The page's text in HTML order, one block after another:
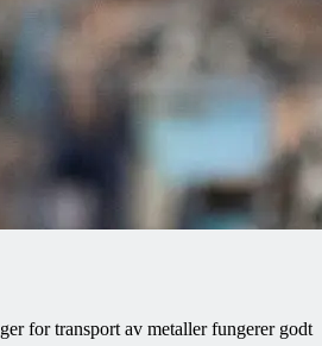
for transport av metaller fungerer godt